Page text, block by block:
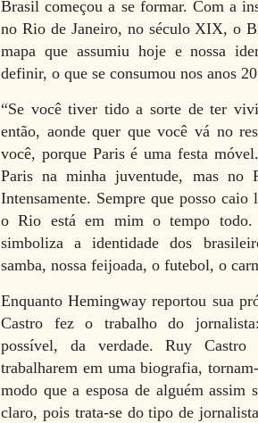
Brasil começou a se formar. Com a
no Rio de Janeiro, no século XIX, o
mapa que assumiu hoje e nossa
definir, o que se consumou nos anos
“Se você tiver tido a sorte de ter
então, aonde quer que você vá no
você, porque Paris é uma festa
Paris na minha juventude, mas
Intensamente. Sempre que posso
o Rio está em mim o tempo todo.
simboliza a identidade dos
samba, nossa feijoada, o futebol, o
Enquanto Hemingway reportou sua
Castro fez o trabalho do
possível, da verdade. Ruy
trabalharem em uma biografia,
modo que a esposa de alguém
claro, pois trata-se do tipo de